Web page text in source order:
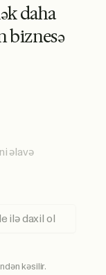
əkdaha
biznesə
əlavə
ilə daxil ol
kəsilir.